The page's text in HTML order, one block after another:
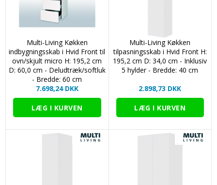
Multi-Living Køkken
indbygningsskab i Hvid Front til
ovn/skjult micro H: 195,2 cm
D: 60,0 cm - Deludtræk/softluk
- Bredde: 60 cm
7.698,24 DKK
Multi-Living Køkken
tilpasningsskab i Hvid Front H:
195,2 cm D: 34,0 cm - Inklusiv
5 hylder - Bredde: 40 cm
2.898,73 DKK